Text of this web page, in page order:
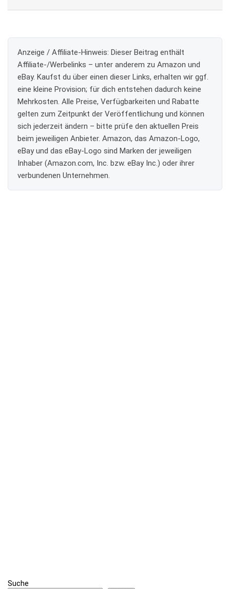
Anzeige / Affiliate-Hinweis: Dieser Beitrag enthält
Affiliate-/Werbelinks – unter anderem zu Amazon und
eBay. Kaufst du über einen dieser Links, erhalten wir ggf.
eine kleine Provision; für dich entstehen dadurch keine
Mehrkosten. Alle Preise, Verfügbarkeiten und Rabatte
gelten zum Zeitpunkt der Veröffentlichung und können
sich jederzeit ändern – bitte prüfe den aktuellen Preis
beim jeweiligen Anbieter. Amazon, das Amazon-Logo,
eBay und das eBay-Logo sind Marken der jeweiligen
Inhaber (Amazon.com, Inc. bzw. eBay Inc.) oder ihrer
verbundenen Unternehmen.
Suche